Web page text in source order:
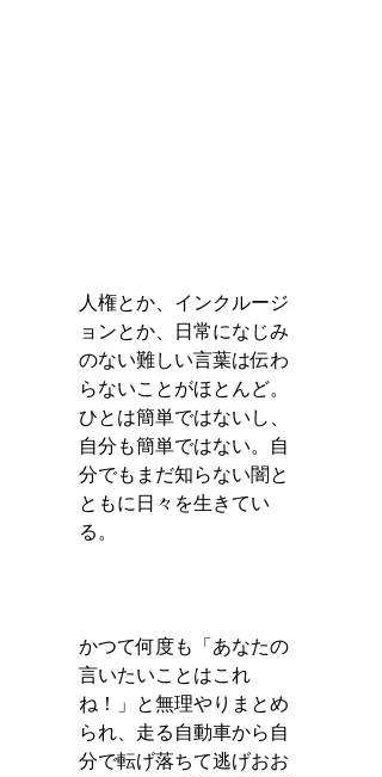
人権とか、インクルージ
ョンとか、日常になじみ
のない難しい言葉は伝わ
らないことがほとんど。
ひとは簡単ではないし、
自分も簡単ではない。自
分でもまだ知らない闇と
ともに日々を生きてい
る。
かつて何度も「あなたの
言いたいことはこれ
ね！」と無理やりまとめ
られ、走る自動車から自
分で転げ落ちて逃げおお